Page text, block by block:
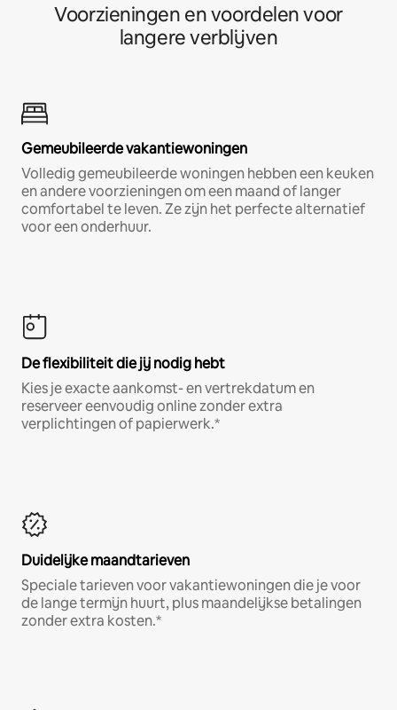
Voorzieningen en voordelen voor
langere verblijven
Gemeubileerde vakantiewoningen
Volledig gemeubileerde woningen hebben een keuken
en andere voorzieningen om een maand of langer
comfortabel te leven. Ze zijn het perfecte alternatief
voor een onderhuur.
De flexibiliteit die jij nodig hebt
Kies je exacte aankomst- en vertrekdatum en
reserveer eenvoudig online zonder extra
verplichtingen of papierwerk.*
Duidelijke maandtarieven
Speciale tarieven voor vakantiewoningen die je voor
de lange termijn huurt, plus maandelijkse betalingen
zonder extra kosten.*